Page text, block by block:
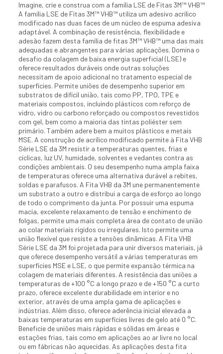
Imagine, crie e construa com a família LSE de Fitas 3M™ VHB™
A família LSE de Fitas 3M™ VHB™ utiliza um adesivo acrílico
modificado nas duas faces de um núcleo de espuma adesiva
adaptável. A combinação de resistência, flexibilidade e
adesão fazem desta família de fitas 3M™ VHB™ uma das mais
adequadas e abrangentes para várias aplicações. Domina o
desafio da colagem de baixa energia superficial (LSE) e
oferece resultados duráveis onde outras soluções
necessitam de apoio adicional no tratamento especial de
superfícies. Permite uniões de desempenho superior em
substratos de difícil união, tais como PP, TPO, TPE e
materiais compostos, incluindo plásticos com reforço de
vidro, vidro ou carbono reforçado ou compostos revestidos
com gel, bem como a maioria das tintas poliéster sem
primário. Também adere bem a muitos plásticos e metais
MSE. A construção de acrílico modificado permite à Fita VHB
Série LSE da 3M resistir a temperaturas quentes, frias e
cíclicas, luz UV, humidade, solventes e vedantes contra as
condições ambientais. O seu desempenho numa ampla faixa
de temperaturas oferece uma alternativa durável a rebites,
soldas e parafusos. A Fita VHB da 3M une permanentemente
um substrato a outro e distribui a carga de esforço ao longo
de todo o comprimento da junta. Por possuir uma espuma
macia, excelente relaxamento de tensão e enchimento de
folgas, permite uma mais completa área de contato de união
ao colar materiais rígidos ou irregulares. Isto permite uma
união flexível que resiste a tensões dinâmicas. A Fita VHB
Série LSE da 3M foi projetada para unir diversos materiais, já
que oferece desempenho versátil a várias temperaturas em
superfícies MSE e LSE, o que permite expansão térmica na
colagem de materiais diferentes. A resistência das uniões a
temperaturas de +100 °C a longo prazo e de +150 °C a curto
prazo, oferece excelente durabilidade em interior e no
exterior, através de uma ampla gama de aplicações e
indústrias. Além disso, oferece aderência inicial elevada a
baixas temperaturas em superfícies livres de gelo até 0 °C.
Beneficie de uniões mais rápidas e sólidas em áreas e
estações frias, tais como em aplicações ao ar livre no local
ou em fábricas não aquecidas. As aplicações desta fita